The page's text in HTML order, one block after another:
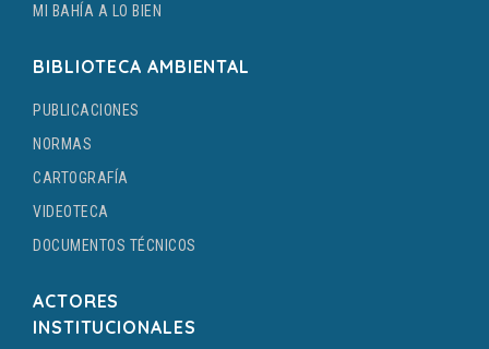
MI BAHÍA A LO BIEN
BIBLIOTECA AMBIENTAL
PUBLICACIONES
NORMAS
CARTOGRAFÍA
VIDEOTECA
DOCUMENTOS TÉCNICOS
ACTORES
INSTITUCIONALES